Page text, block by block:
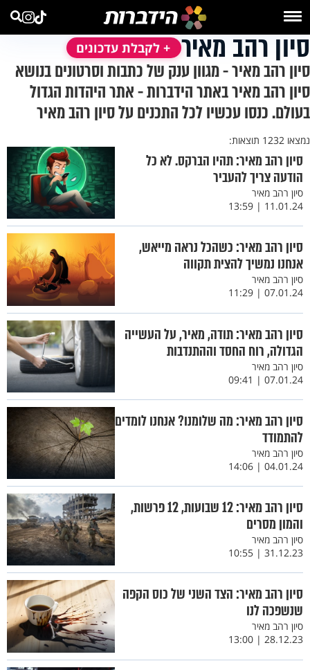
סיון רהב מאיר + לקבלת עדכונים
סיון רהב מאיר - מגוון ענק של כתבות וסרטונים בנושא
סיון רהב מאיר באתר הידברות - אתר היהדות הגדול
בעולם. כנסו עכשיו לכל התכנים על סיון רהב מאיר
נמצאו 1232 תוצאות:
סיון רהב מאיר: תהיו הברקס. לא כל
הודעה צריך להעביר
סיון רהב מאיר
11.01.24 | 13:59
סיון רהב מאיר: כשהכל נראה מייאש,
אנחנו נמשיך להצית תקווה
סיון רהב מאיר
07.01.24 | 11:29
סיון רהב מאיר: תודה, מאיר, על העשייה
הגדולה, רוח החסד וההתנדבות
סיון רהב מאיר
07.01.24 | 09:41
סיון רהב מאיר: מה שלומנו? אנחנו לומדים
להתמודד
סיון רהב מאיר
04.01.24 | 14:06
סיון רהב מאיר: 12 שבועות, 12 פרשות,
והמון מסרים
סיון רהב מאיר
31.12.23 | 10:55
סיון רהב מאיר: הצד השני של כוס הקפה
שנשפכה לנו
סיון רהב מאיר
28.12.23 | 13:00